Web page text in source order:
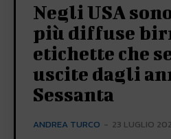
Negli USA
più diffuse
etichette che
uscite dagli
Sessanta
ANDREA TURCO - 23 LUGLIO